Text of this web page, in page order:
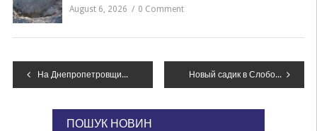
August 6, 2026 0 Comment
Навігація
На Днепропетровщине мужчину арестовали за взрыв и смерть на предприятии Новый садик в Слобожанском Президент Украины назвал примером децентрализации
ПОШУК НОВИН